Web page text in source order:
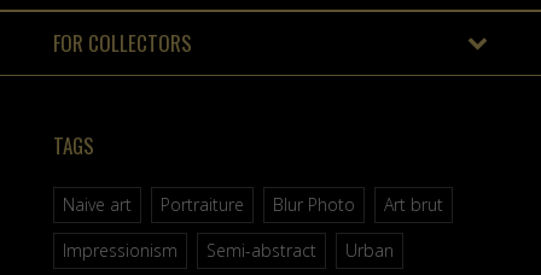
FOR COLLECTORS
TAGS
Naive art Portraiture Blur Photo
Art brut
Impressionism
Semi-abstract Urban